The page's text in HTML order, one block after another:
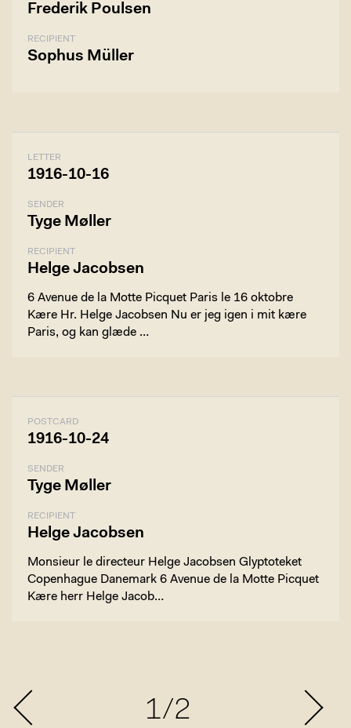
Frederik Poulsen
RECIPIENT
Sophus Müller
LETTER
1916-10-16
SENDER
Tyge Møller
RECIPIENT
Helge Jacobsen
6 Avenue de la Motte Picquet Paris le 16 oktobre
Kære Hr. Helge Jacobsen Nu er jeg igen i mit kære
Paris, og kan glæde …
POSTCARD
1916-10-24
SENDER
Tyge Møller
RECIPIENT
Helge Jacobsen
Monsieur le directeur Helge Jacobsen Glyptoteket
Copenhague Danemark 6 Avenue de la Motte Picquet
Kære herr Helge Jacob…
1/2